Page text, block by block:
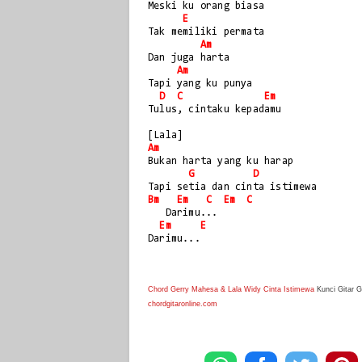
Meski ku orang biasa
E
Tak memiliki permata
Am
Dan juga harta
Am
Tapi yang ku punya
D
C
Em
Tulus, cintaku kepadamu
[Lala]
Am
Bukan harta yang ku harap
G
D
Tapi setia dan cinta istimewa
Bm
Em C Em
C
   Darimu...
Em
E
Darimu...
Chord Gerry Mahesa & Lala Widy Cinta Istimewa Kunci Gitar
chordgitaronline.com